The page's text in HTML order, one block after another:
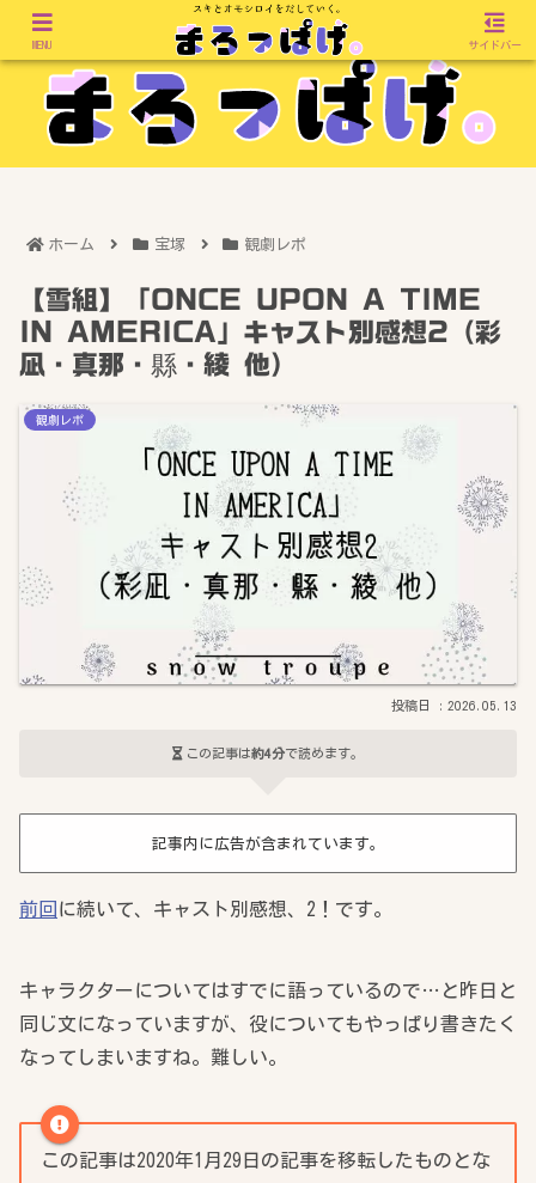
ホーム 宝塚 観劇レポ
【雪組】「ONCE UPON A TIME
IN AMERICA」キャスト別感想2（彩
凪・真那・縣・綾 他）
観劇レポ
2026.05.13
この記事は約4分で読めます。
記事内に広告が含まれています。
前回 に続いて、キャスト別感想、2！です。
キャラクターについてはすでに語っているので…と昨日と
同じ文になっていますが、役についてもやっぱり書きたく
なってしまいますね。難しい。
この記事は2020年1月29日の記事を移転したものとな
MENU サイドバー